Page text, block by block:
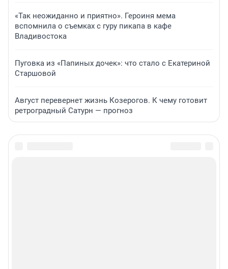
«Так неожиданно и приятно». Героиня мема
вспомнила о съемках с гуру пикапа в кафе
Владивостока
Пуговка из «Папиных дочек»: что стало с Екатериной
Старшовой
Август перевернет жизнь Козерогов. К чему готовит
ретроградный Сатурн — прогноз